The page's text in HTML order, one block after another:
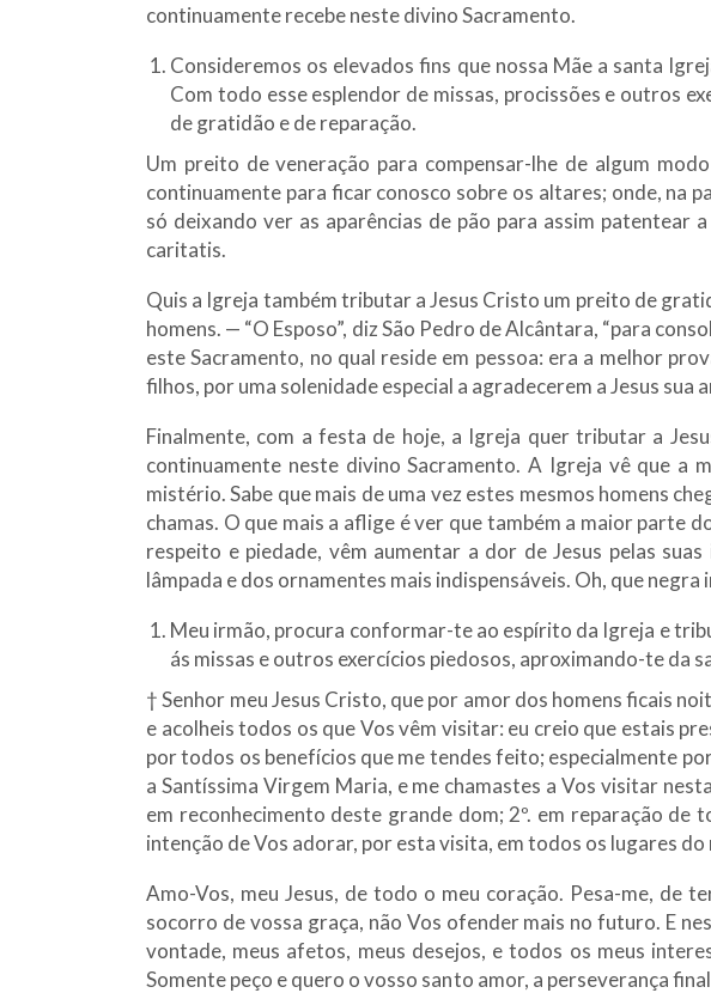
continuamente recebe neste divino Sacramento.
Consideremos os elevados fins que nossa Mãe a santa
Com todo esse esplendor de missas, procissões e outros
de gratidão e de reparação.
Um preito de veneração para compensar-lhe de algum
continuamente para ficar conosco sobre os altares; onde, na
só deixando ver as aparências de pão para assim
caritatis.
Quis a Igreja também tributar a Jesus Cristo um preito de
homens. — “O Esposo”, diz São Pedro de Alcântara, “para
este Sacramento, no qual reside em pessoa: era a melhor
filhos, por uma solenidade especial a agradecerem a Jesus
Finalmente, com a festa de hoje, a Igreja quer tributar a
continuamente neste divino Sacramento. A Igreja vê que a
mistério. Sabe que mais de uma vez estes mesmos homens
chamas. O que mais a aflige é ver que também a maior parte
respeito e piedade, vêm aumentar a dor de Jesus pelas
lâmpada e dos ornamentes mais indispensáveis. Oh, que
Meu irmão, procura conformar-te ao espírito da Igreja e
ás missas e outros exercícios piedosos, aproximando-te da
† Senhor meu Jesus Cristo, que por amor dos homens ficais
e acolheis todos os que Vos vêm visitar: eu creio que estais
por todos os benefícios que me tendes feito; especialmente
a Santíssima Virgem Maria, e me chamastes a Vos visitar
em reconhecimento deste grande dom; 2º. em reparação de
intenção de Vos adorar, por esta visita, em todos os lugares
Amo-Vos, meu Jesus, de todo o meu coração. Pesa-me, de
socorro de vossa graça, não Vos ofender mais no futuro. E
vontade, meus afetos, meus desejos, e todos os meus
Somente peço e quero o vosso santo amor, a perseverança